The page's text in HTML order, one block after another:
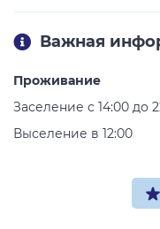
Важная
Проживание
Заселение с 14:00 до
Выселение в 12:00